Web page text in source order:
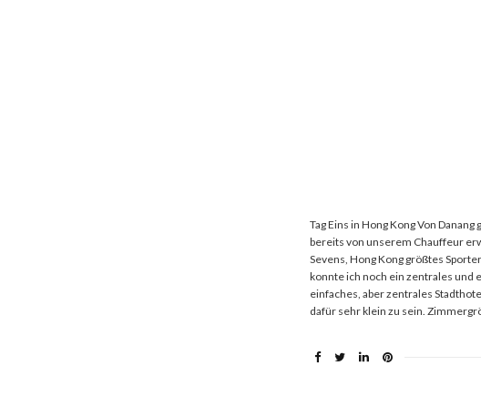
Tag Eins in Hong Kong Von
bereits von unserem Chauffeur
Sevens, Hong Kong größtes
konnte ich noch ein zentrales und
einfaches, aber zentrales
dafür sehr klein zu sein.